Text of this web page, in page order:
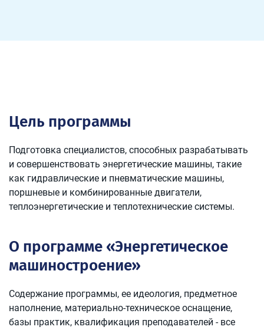
Цель программы
Подготовка специалистов, способных разрабатывать
и совершенствовать энергетические машины, такие
как гидравлические и пневматические машины,
поршневые и комбинированные двигатели,
теплоэнергетические и теплотехнические системы.
О программе «Энергетическое
машиностроение»
Содержание программы, ее идеология, предметное
наполнение, материально-техническое оснащение,
базы практик, квалификация преподавателей - все